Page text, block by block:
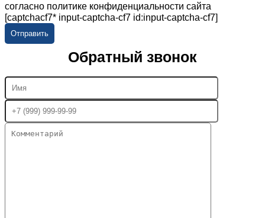
согласно политике конфиденциальности сайта
[captchacf7* input-captcha-cf7 id:input-captcha-cf7]
Обратный звонок